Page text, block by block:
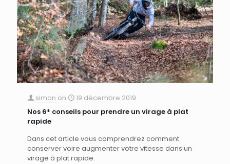
simon on
19 décembre 2019
Nos 6* conseils pour prendre un virage à plat
rapide
Dans cet article vous comprendrez comment
conserver voire augmenter votre vitesse dans un
virage à plat rapide.